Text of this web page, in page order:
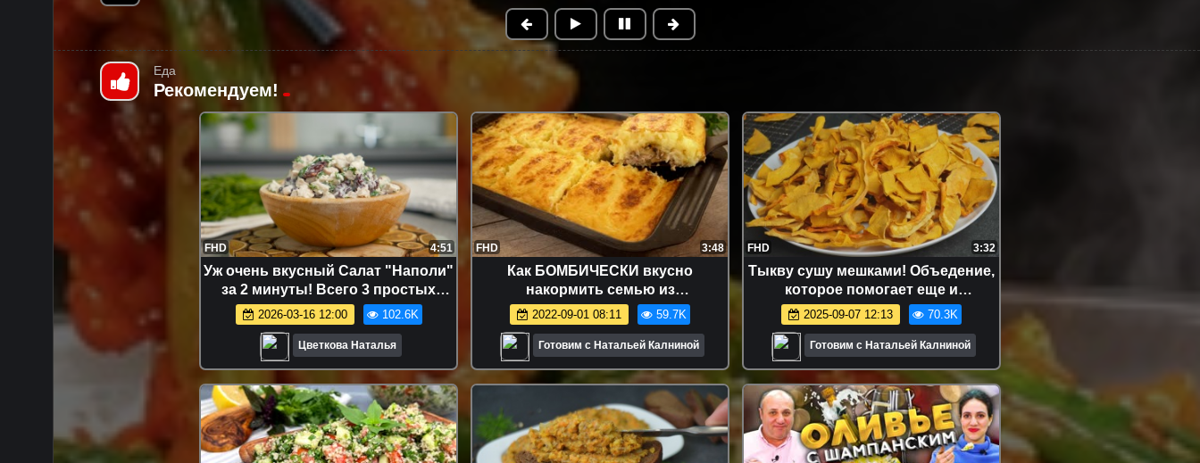
Еда
Рекомендуем!
FHD 4:51
Уж очень вкусный Салат "Наполи"
за 2 минуты! Всего 3 простых
продукта в составе! Вкусно очень!
2026-03-16 12:00 102.6K
Цветкова Наталья
FHD 3:48
Как БОМБИЧЕСКИ вкусно
накормить семью из
повседневных продуктов. Обед из
первого и второго Выпуск №2
2022-09-01 08:11 59.7K
Готовим с Натальей Калниной
FHD 3:32
Тыкву сушу мешками! Объедение,
которое помогает еще и
контролировать вес
2025-09-07 12:13 70.3K
Готовим с Натальей Калниной